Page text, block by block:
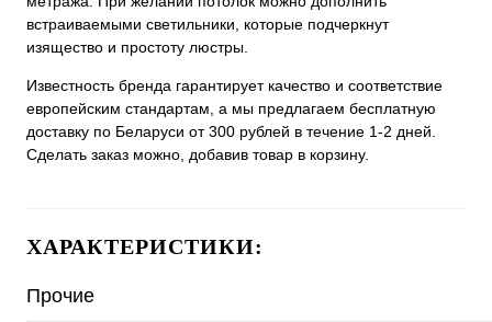
встраиваемыми светильники, которые подчеркнут
изящество и простоту люстры.
Известность бренда гарантирует качество и соответствие
европейским стандартам, а мы предлагаем бесплатную
доставку по Беларуси от 300 рублей в течение 1-2 дней.
Сделать заказ можно, добавив товар в корзину.
ХАРАКТЕРИСТИКИ:
Прочие